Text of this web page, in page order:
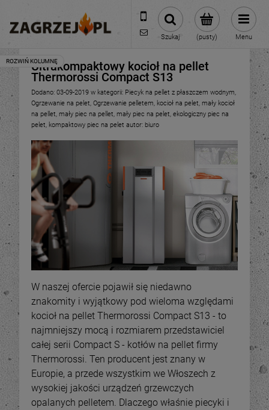
600 373 809
sklep@zagrzej.pl
(pusty)
Szukaj Menu
Ultrakompaktowy kocioł na pellet
Thermorossi Compact S13
Dodano: 03-09-2019 w kategorii: Piecyk na pellet z płaszczem wodnym,
Ogrzewanie na pelet, Ogrzewanie pelletem, kocioł na pelet, mały kocioł
na pellet, mały piec na pellet, mały piec na pelet, ekologiczny piec na
pelet, kompaktowy piec na pelet autor: biuro
W naszej ofercie pojawił się niedawno
znakomity i wyjątkowy pod wieloma względami
kocioł na pellet Thermorossi Compact S13 - to
najmniejszy mocą i rozmiarem przedstawiciel
całej serii Compact S - kotłów na pellet firmy
Thermorossi. Ten producent jest znany w
Europie, a przede wszystkim we Włoszech z
wysokiej jakości urządzeń grzewczych
opalanych pelletem. Dlaczego właśnie piecyki i